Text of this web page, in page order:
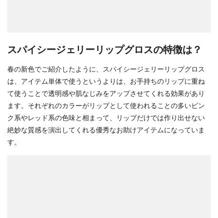
スパイシージェリーリップグロスの特徴は？
春の新色でご紹介したように、スパイシージェリーリップグロス
は、アイテム単体で使うというよりは、お手持ちのリップに重ね
て使うことで透明感や肌なじみをアップさせてくれる効果があり
ます。それぞれのカラーがリップとして使われることの多いピン
ク系やレッド系の色味と相まって、リップだけでは作り出せない
絶妙な質感を演出してくれる優秀なお助けアイテムになっていま
す。